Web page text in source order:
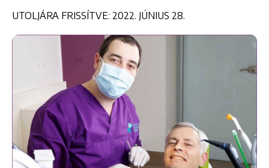
UTOLJÁRA FRISSÍTVE: 2022. JÚNIUS 28.